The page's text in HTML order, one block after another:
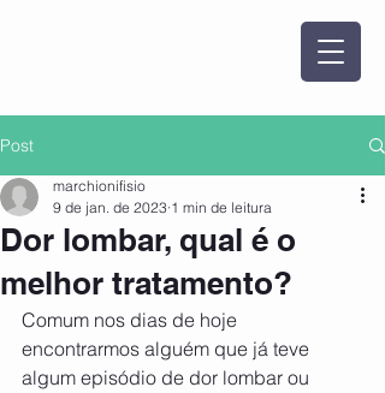
Post
Dor lombar, qual é o
melhor tratamento?
marchionifisio
9 de jan. de 2023 1 min de leitura
Comum nos dias de hoje
encontrarmos alguém que já teve
algum episódio de dor lombar ou